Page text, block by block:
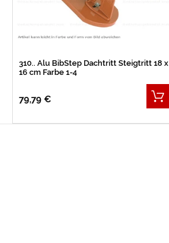
310.. Alu BibStep Dachtritt Steigtritt 18 x
16 cm Farbe 1-4
79,79 €